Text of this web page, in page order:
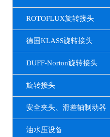
ROTOFLUX旋转接头
德国KLASS旋转接头
DUFF-Norton旋转接头
旋转接头
安全夹头、滑差轴制动器
油水压设备